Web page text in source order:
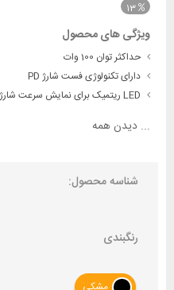
13
ویژگی های محصول
حداکثر توان 100 وات
دارای تکنولوژی فست شارژ PD
... دیدن همه
شناسه محصول:
رنگبندی